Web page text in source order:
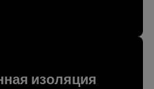
изоляция